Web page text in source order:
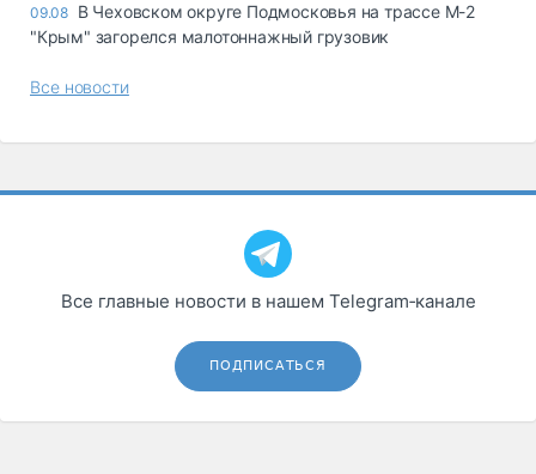
09.08 В Чеховском округе Подмосковья на трассе М-2
"Крым" загорелся малотоннажный грузовик
Все новости
Все главные новости в нашем Telegram‑канале
ПОДПИСАТЬСЯ